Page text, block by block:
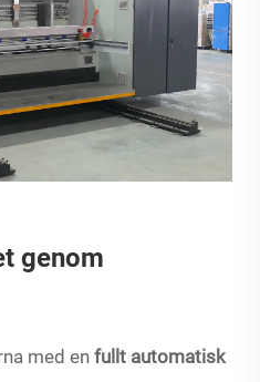
genom
med en fullt automatisk